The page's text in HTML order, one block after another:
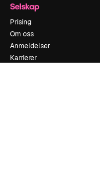
Selskap
Prising
Om oss
Anmeldelser
Karrierer